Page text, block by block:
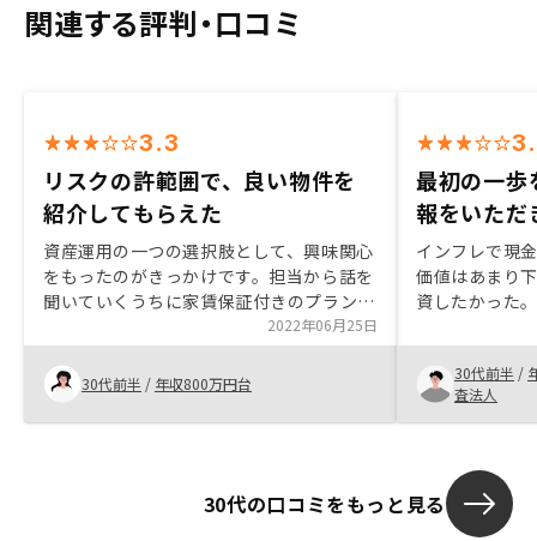
関連する評判・口コミ
3.3
リスクの許範囲で、良い物件を
紹介してもらえた
資産運用の一つの選択肢として、興味関心
をもったのがきっかけです。担当から話を
聞いていくうちに家賃保証付きのプランな
どがあり、想像してたよりもリスクを抑え
ることができることが分かり、購入に至っ
た。リノシーはアプリで管理できるのがメ
リットだと思います。申し込みから契約ま
での手続きで、レスポンスが遅かったり、
ることがあった。申し込み後についても、
2022年06月25日
30代前半 / 年収800万円台
最初の一歩
報をいただ
インフレで現
価値はあまり
資したかった
ただき、紹介
が大きいでは
①しっかり新
ち伝え忘れ、
値・評価も
ないて欲しい
30代前半 /
査法人
30代の口コミをもっと見る